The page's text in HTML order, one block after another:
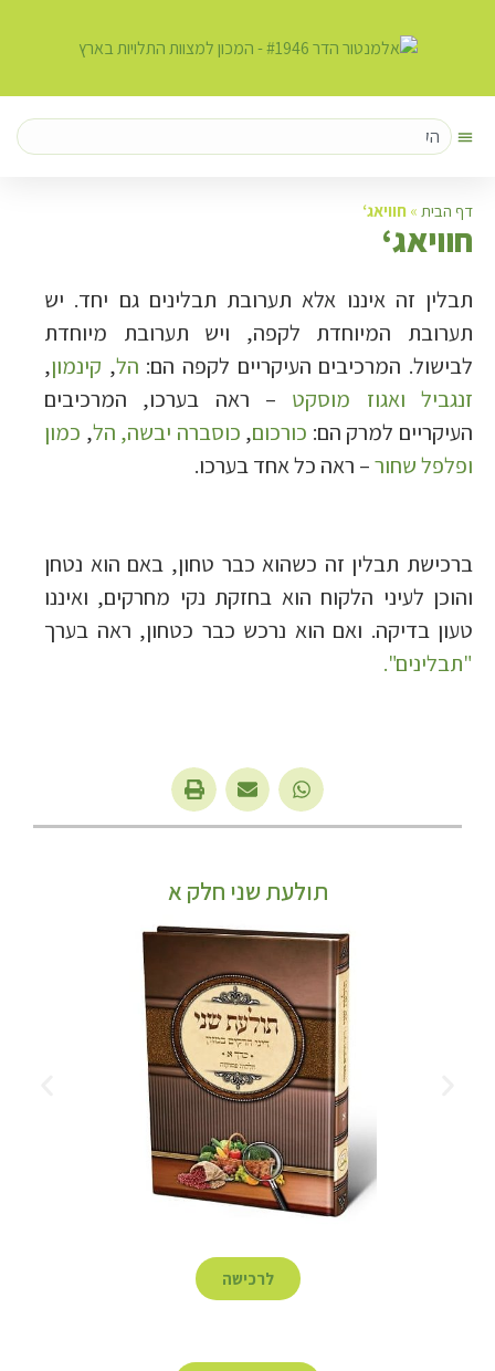
דף הבית » חוויאג‘
חוויאג‘
תבלין זה איננו אלא תערובת תבלינים גם יחד. יש
תערובת המיוחדת לקפה, ויש תערובת מיוחדת
לבישול. המרכיבים העיקריים לקפה הם: הל, קינמון,
זנגביל ואגוז מוסקט – ראה בערכו, המרכיבים
העיקריים למרק הם: כורכום, כוסברה יבשה, הל, כמון
ופלפל שחור– ראה כל אחד בערכו.
ברכישת תבלין זה כשהוא כבר טחון, באם הוא נטחן
והוכן לעיני הלקוח הוא בחזקת נקי מחרקים, ואיננו
טעון בדיקה. ואם הוא נרכש כבר כטחון, ראה בערך
"תבלינים".
תולעת שני חלק א
לרכישה